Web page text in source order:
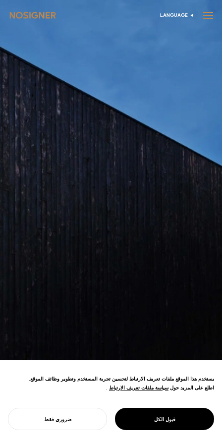
الرئيسية اختر اللغة
LANGUAGE
PROJECT
بيت ساتشي
Architecture MasterPrize من بين جوائز
يستخدم هذا الموقع ملفات تعريف الارتباط لتحسين تجربة المستخدم وتطوير وظائف الموقع.
اطلع على المزيد حول سياسة ملفات تعريف الارتباط
سياسة ملفات تعريف الارتباط .
قبول الكل ضروري فقط